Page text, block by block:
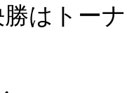
はトー